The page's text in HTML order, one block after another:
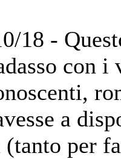
18 -
con
a
per